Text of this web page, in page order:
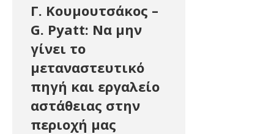
Γ. Κουμουτσάκος –
G. Pyatt: Να μην
γίνει το
μεταναστευτικό
πηγή και εργαλείο
αστάθειας στην
περιοχή μας